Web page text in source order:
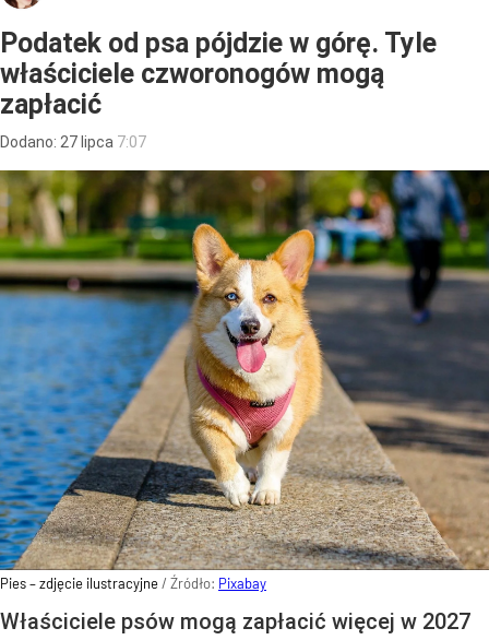
Podatek od psa pójdzie w górę. Tyle
właściciele czworonogów mogą
zapłacić
Dodano: 27 lipca 7:07
Pies – zdjęcie ilustracyjne/ Źródło: Pixabay
Właściciele psów mogą zapłacić więcej w 2027